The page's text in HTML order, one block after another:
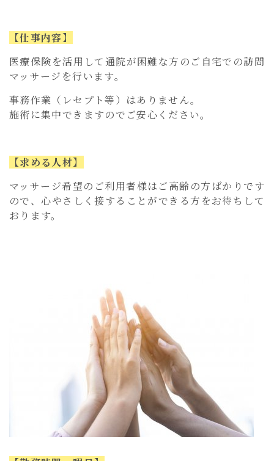
【仕事内容】
医療保険を活用して通院が困難な方のご自宅での訪問
マッサージを行います。
事務作業（レセプト等）はありません。
施術に集中できますのでご安心ください。
【求める人材】
マッサージ希望のご利用者様はご高齢の方ばかりです
ので、心やさしく接することができる方をお待ちして
おります。